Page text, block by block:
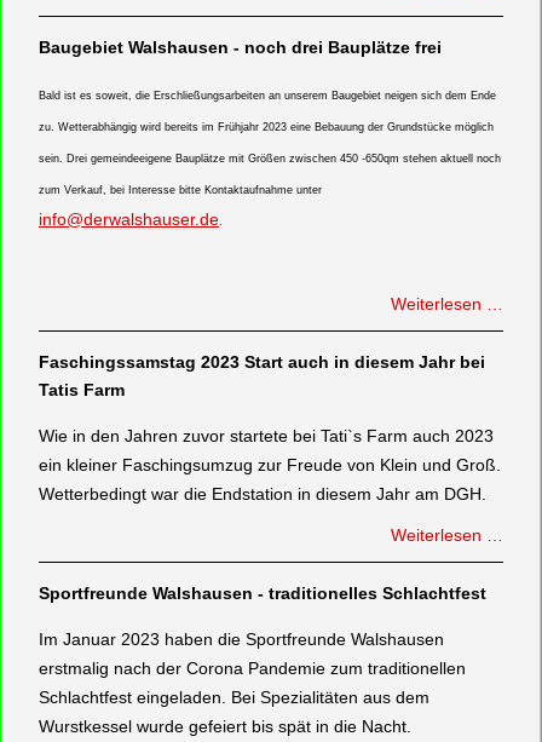
Baugebiet Walshausen - noch drei Bauplätze frei
Bald ist es soweit, die Erschließungsarbeiten an unserem Baugebiet neigen sich dem Ende
zu. Wetterabhängig wird bereits im Frühjahr 2023 eine Bebauung der Grundstücke möglich
sein. Drei gemeindeeigene Bauplätze mit Größen zwischen 450 -650qm stehen aktuell noch
zum Verkauf, bei Interesse bitte Kontaktaufnahme unter
info@derwalshauser.de.
Weiterlesen …
Faschingssamstag 2023 Start auch in diesem Jahr bei
Tatis Farm
Wie in den Jahren zuvor startete bei Tati`s Farm auch 2023
ein kleiner Faschingsumzug zur Freude von Klein und Groß.
Wetterbedingt war die Endstation in diesem Jahr am DGH.
Weiterlesen …
Sportfreunde Walshausen - traditionelles Schlachtfest
Im Januar 2023 haben die Sportfreunde Walshausen
erstmalig nach der Corona Pandemie zum traditionellen
Schlachtfest eingeladen. Bei Spezialitäten aus dem
Wurstkessel wurde gefeiert bis spät in die Nacht.